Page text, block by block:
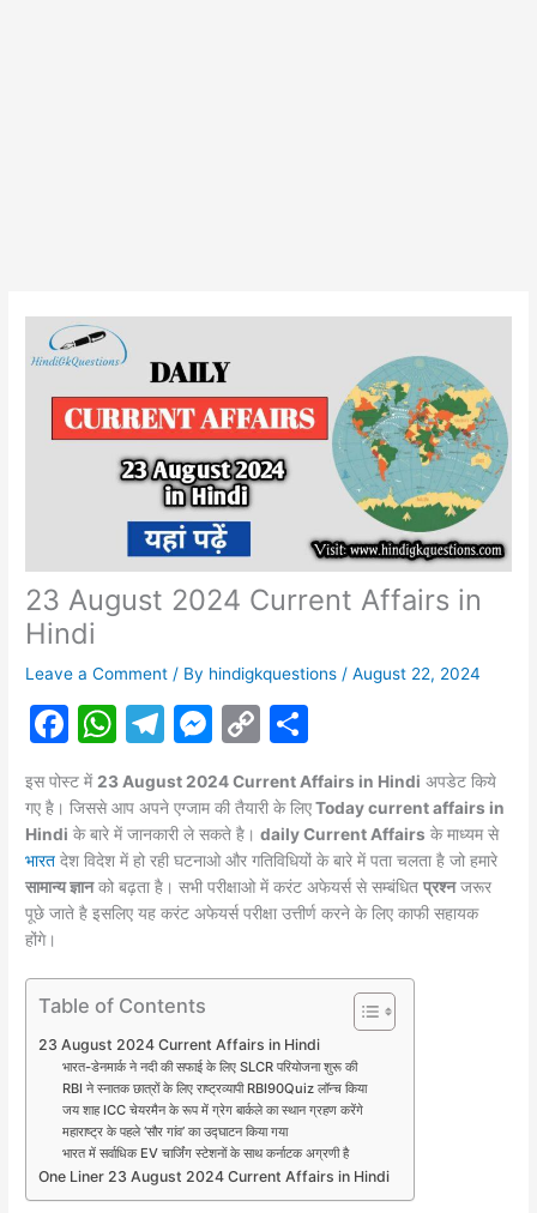
23 August 2024 Current Affairs in
Hindi
Leave a Comment / By hindigkquestions /August 22, 2024
F
a
c
e
b
o
k
W
at
s
A
p
T
e
gr
a
m
M
s
s
e
n
er
C
p
y
Li
n
ar
e
इस पोस्ट में 23 August 2024 Current Affairs in Hindi अपडेट किये
गए है। जिससे आप अपने एग्जाम की तैयारी के लिएToday current affairs in
Hindi के बारे में जानकारी ले सकते है।daily Current Affairs के माध्यम से
भारत देश विदेश में हो रही घटनाओ और गतिविधियों के बारे में पता चलता है जो हमारे
सामान्य ज्ञानको बढ़ता है। सभी परीक्षाओ में करंटअफेयर्ससे सम्बंधितप्रश्नजरूर
पूछे जाते है इसलिए यह करंट अफेयर्स परीक्षा उत्तीर्ण करने के लिए काफी सहायक
होंगे।
Table of Contents
23 August 2024 Current Affairs in Hindi
भारत-डेनमार्क ने नदी की सफाई के लिए SLCR परियोजना शुरू की
RBI ने स्नातक छात्रों के लिए राष्ट्रव्यापी RBI90Quiz लॉन्च किया
जय शाह ICC चेयरमैन के रूप में ग्रेग बार्कले का स्थान ग्रहण करेंगे
महाराष्ट्र के पहले ‘सौर गांव’ का उद्घाटन किया गया
भारत में सर्वाधिक EV चार्जिंग स्टेशनों के साथ कर्नाटक अग्रणी है
One Liner 23 August 2024 Current Affairs in Hindi